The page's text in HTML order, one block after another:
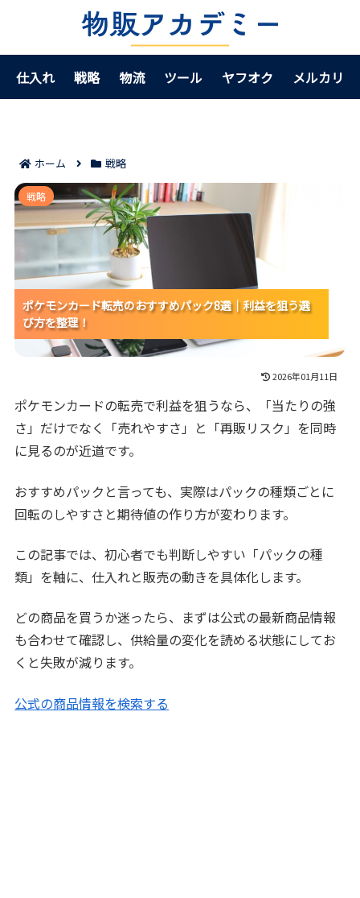
仕入れ 戦略 物流 ツール ヤフオク メルカリ
ホーム 戦略
ポケモンカード転売のおすすめパック8選｜利益を狙う
選び方を整理！
ポケモンカード転売のおすすめパック8選｜利益を狙う選
び方を整理！
ポケモンカード転売のおすすめパック8選｜利益を狙う選
び方を整理！
ポケモンカード転売のおすすめパック8選｜利益を狙う選
び方を整理！
戦略
2026年01月11日
ポケモンカードの転売で利益を狙うなら、「当たりの強
さ」だけでなく「売れやすさ」と「再販リスク」を同時
に見るのが近道です。
おすすめパックと言っても、実際はパックの種類ごとに
回転のしやすさと期待値の作り方が変わります。
この記事では、初心者でも判断しやすい「パックの種
類」を軸に、仕入れと販売の動きを具体化します。
どの商品を買うか迷ったら、まずは公式の最新商品情報
も合わせて確認し、供給量の変化を読める状態にしてお
くと失敗が減ります。
公式の商品情報を検索する